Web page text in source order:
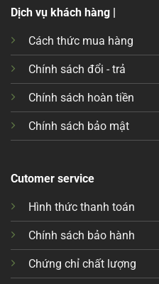
Dịch vụ khách hàng |
Cách thức mua hàng
Chính sách đổi - trả
Chính sách hoàn tiền
Chính sách bảo mật
Cutomer service
Hình thức thanh toán
Chính sách bảo hành
Chứng chỉ chất lượng